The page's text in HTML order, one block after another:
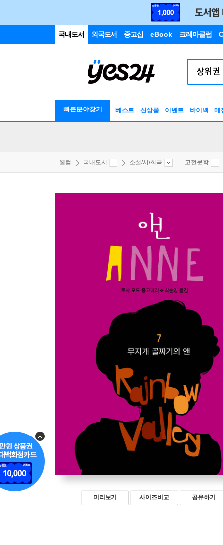
국내도서 외국도서 중고샵 eBook 크레마클럽
빠른분야찾기 베스트 신상품 이벤트 바이백 매
웰컴 국내도서 소설/시/희곡 고전문학
미리보기 사이즈비교 공유하기